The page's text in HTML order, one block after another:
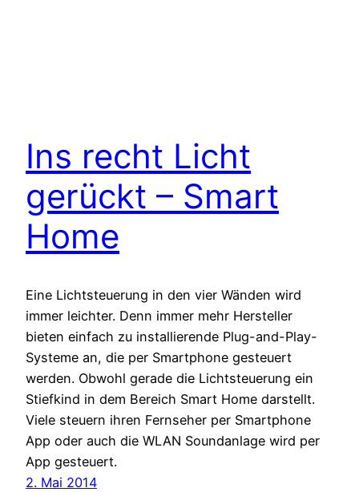
Ins recht Licht
gerückt – Smart
Home
Eine Lichtsteuerung in den vier Wänden wird
immer leichter. Denn immer mehr Hersteller
bieten einfach zu installierende Plug-and-Play-
Systeme an, die per Smartphone gesteuert
werden. Obwohl gerade die Lichtsteuerung ein
Stiefkind in dem Bereich Smart Home darstellt.
Viele steuern ihren Fernseher per Smartphone
App oder auch die WLAN Soundanlage wird per
App gesteuert.
2. Mai 2014